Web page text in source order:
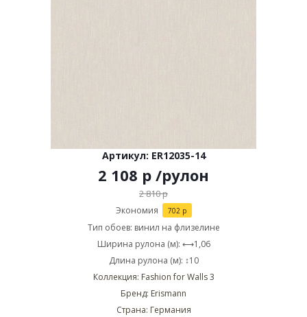
Артикул: ER12035-14
2 108 р /рулон
2 810р
Экономия 702р
Тип обоев: винил на флизелине
Ширина рулона (м): ⟷1,06
Длина рулона (м): ↕10
Коллекция: Fashion for Walls 3
Бренд: Erismann
Страна: Германия